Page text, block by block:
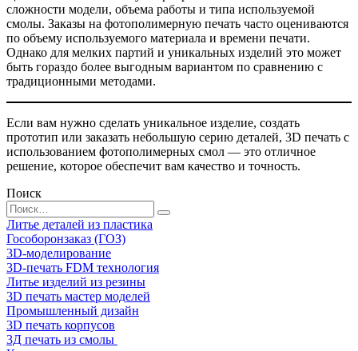
сложности модели, объема работы и типа используемой
смолы. Заказы на фотополимерную печать часто оцениваются
по объему используемого материала и времени печати.
Однако для мелких партий и уникальных изделий это может
быть гораздо более выгодным вариантом по сравнению с
традиционными методами.
Если вам нужно сделать уникальное изделие, создать
прототип или заказать небольшую серию деталей, 3D печать с
использованием фотополимерных смол — это отличное
решение, которое обеспечит вам качество и точность.
Поиск
Search
for:
Литье деталей из пластика
Гособоронзаказ (ГОЗ)
3D-моделирование
3D-печать FDM технология
Литье изделий из резины
3D печать мастер моделей
Промышленный дизайн
3D печать корпусов
3Д печать из смолы